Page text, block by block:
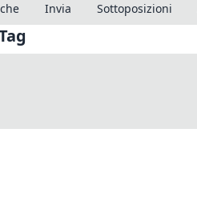
Invia Sottoposizioni